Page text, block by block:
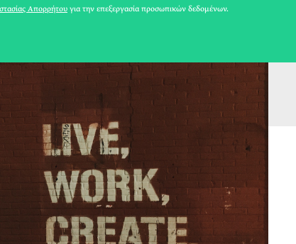
Απορρήτουγια την επεξεργασία προσωπικών δεδομένων.